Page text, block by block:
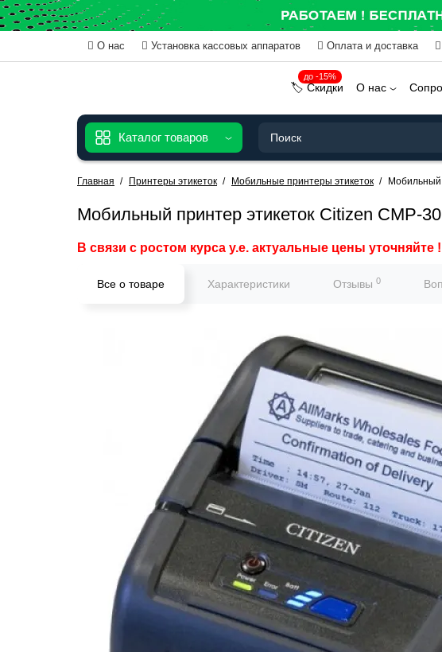
О нас Установка кассовых аппаратов Оплата и доставка
до -15%
🏷️ Скидки О нас
Каталог товаров
Главная Принтеры этикеток Мобильные принтеры этикеток Мобильный
Мобильный принтер этикеток Citizen CMP-
В связи с ростом курса у.е. актуальные цены уточняйте !
Все о товаре Характеристики Отзывы 0